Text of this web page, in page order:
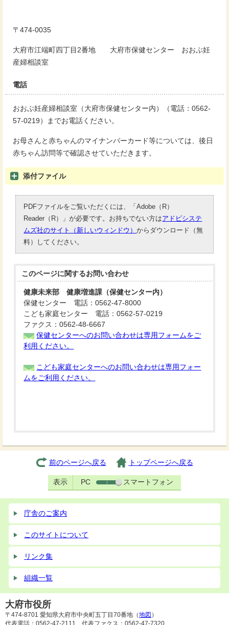
〒474-0035
大府市江端町四丁目2番地 大府市保健センター おおぶ妊
産婦相談室
電話
おおぶ妊産婦相談室（大府市保健センター内）（電話：0562-
57-0219）までお電話ください。
お母さんと赤ちゃんのマイナンバーカード等については、後日
赤ちゃん訪問等で確認させていただきます。
添付ファイル
PDFファイルをご覧いただくには、「Adobe（R）
Reader（R）」が必要です。お持ちでない方はアドビシステ
ムズ社のサイト（新しいウィンドウ）からダウンロード（無
料）してください。
このページに関するお問い合わせ
健康未来部 健康増進課（保健センター内）
保健センター 電話：0562-47-8000
こども家庭センター 電話：0562-57-0219
ファクス：0562-48-6667
保健センターへのお問い合わせは専用フォームをご
利用ください。
こども家庭センターへのお問い合わせは専用フォー
ムをご利用ください。
前のページへ戻る トップページへ戻る
表示 PC スマートフォン
庁舎のご案内
このサイトについて
リンク集
組織一覧
大府市役所
〒474-8701 愛知県大府市中央町五丁目70番地（地図 ）
代表電話：0562-47-2111 代表ファクス：0562-47-7320